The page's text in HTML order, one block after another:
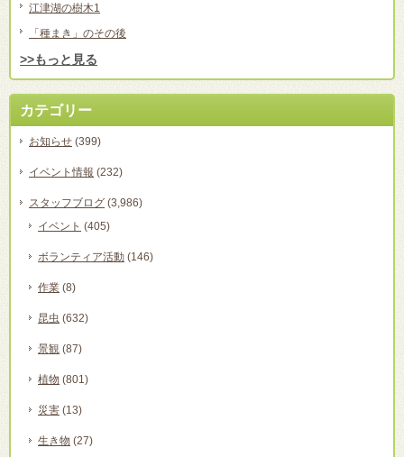
江津湖の樹木1
「種まき」のその後
>>もっと見る
カテゴリー
お知らせ (399)
イベント情報 (232)
スタッフブログ (3,986)
イベント (405)
ボランティア活動 (146)
作業 (8)
昆虫 (632)
景観 (87)
植物 (801)
災害 (13)
生き物 (27)